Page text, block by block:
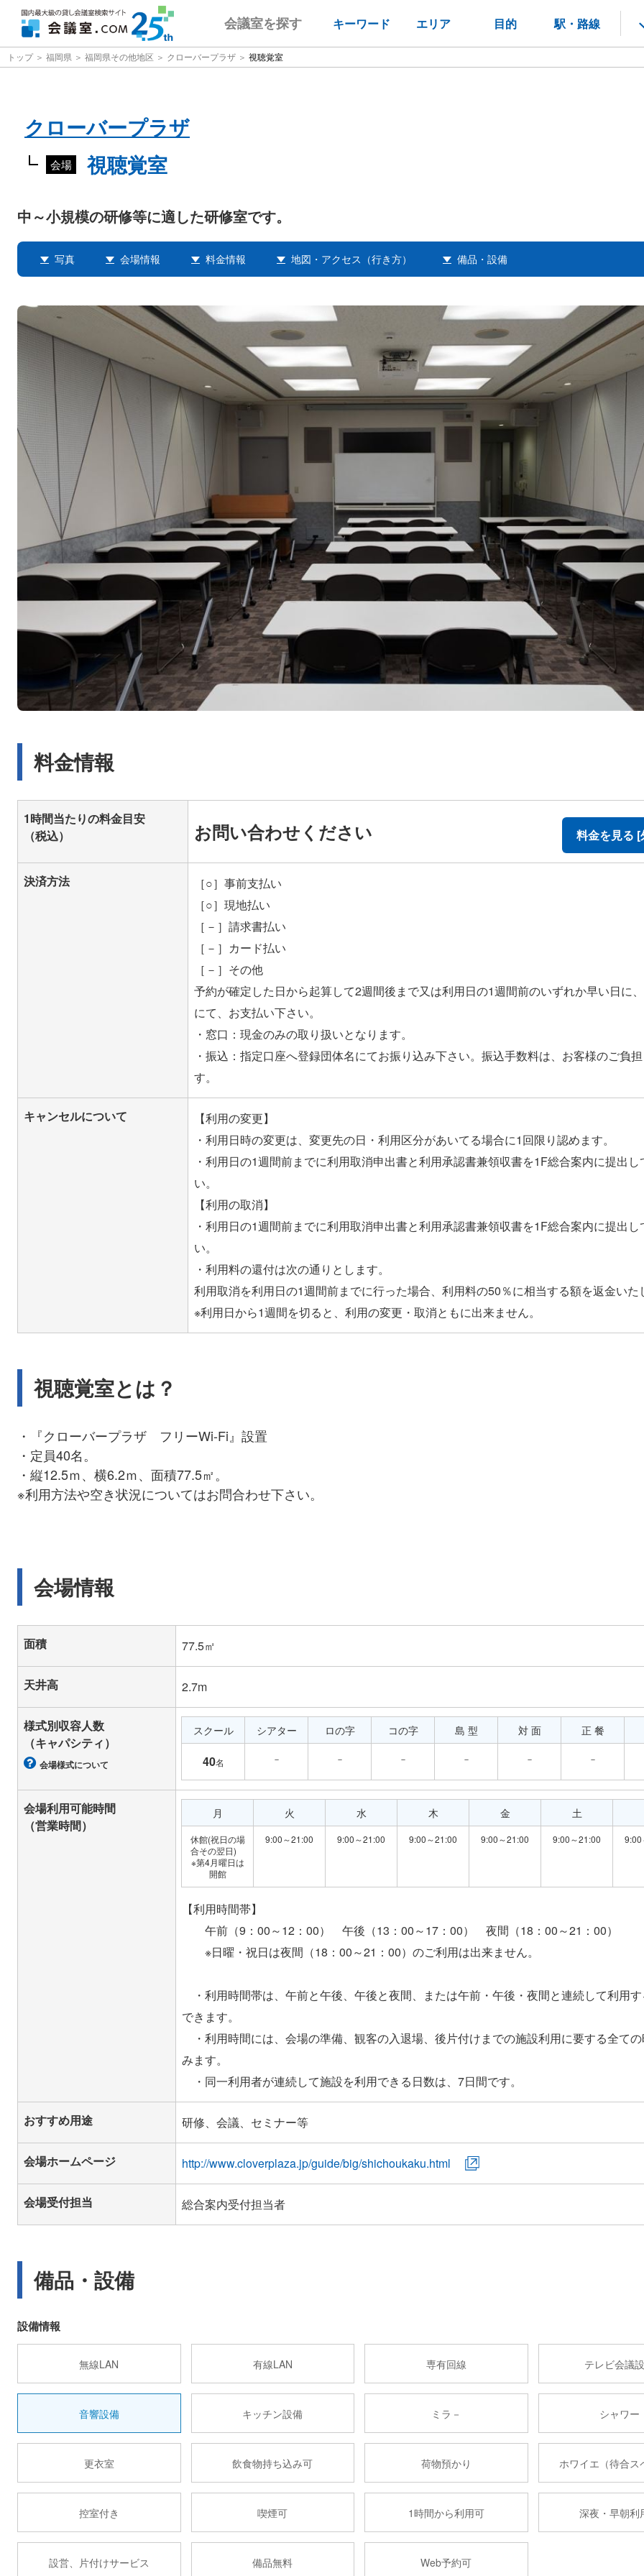
会議室を探す キーワード エリア 目的 駅・路線
トップ 福岡県 福岡県その他地区 クローバープラザ 視聴覚室
クローバープラザ
会場 視聴覚室
中～小規模の研修等に適した研修室です。
写真 会場情報 料金情報 地図・アクセス（行き方） 備品・設備
料金情報
1時間当たりの料金目安
（税込）
お問い合わせください 料金を見る [
決済方法
［○］事前支払い
［○］現地払い
［－］請求書払い
［－］カード払い
［－］その他
予約が確定した日から起算して2週間後まで又は利用日の1週間前のいずれか早い日に
にて、お支払い下さい。
・窓口：現金のみの取り扱いとなります。
・振込：指定口座へ登録団体名にてお振り込み下さい。振込手数料は、お客様のご負
キャンセルについて
【利用の変更】
・利用日時の変更は、変更先の日・利用区分があいてる場合に1回限り認めます。
・利用日の1週間前までに利用取消申出書と利用承認書兼領収書を1F総合案内に提出し
い。
【利用の取消】
・利用日の1週間前までに利用取消申出書と利用承認書兼領収書を1F総合案内に提出し
い。
・利用料の還付は次の通りとします。
利用取消を利用日の1週間前までに行った場合、利用料の50％に相当する額を返金いた
視聴覚室とは？
・『クローバープラザ フリーWi-Fi』設置
・定員40名。
・縦12.5ｍ、横6.2ｍ、面積77.5㎡。
※利用方法や空き状況についてはお問合わせ下さい。
会場情報
面積 77.5㎡
天井高 2.7m
様式別収容人数
（キャパシティ）
会場様式について
スクール
40名
シアター
－
ロの字
－
コの字
－
島 型
－
対 面
－
正 餐
－
会場利用可能時間
（営業時間）
月
休館(祝日の場
合その翌日)
※第4月曜日は
開館
火
9:00～21:00
水
9:00～21:00
木
9:00～21:00
金
9:00～21:00
土
9:00～21:00 9:00
【利用時間帯】
午前（9：00～12：00） 午後（13：00～17：00） 夜間（18：00～21：00）
※日曜・祝日は夜間（18：00～21：00）のご利用は出来ません。
・利用時間帯は、午前と午後、午後と夜間、または午前・午後・夜間と連続して利用
できます。
・利用時間には、会場の準備、観客の入退場、後片付けまでの施設利用に要する全て
みます。
おすすめ用途 研修、会議、セミナー等
会場ホームページ http://www.cloverplaza.jp/guide/big/shichoukaku.html
会場受付担当 総合案内受付担当者
備品・設備
設備情報
無線LAN 有線LAN 専有回線 テレビ会議
音響設備 キッチン設備 ミラ－ シャワー
更衣室 飲食物持ち込み可 荷物預かり ホワイエ（待合ス
控室付き 喫煙可 1時間から利用可 深夜・早朝利
設営、片付けサービス 備品無料 Web予約可